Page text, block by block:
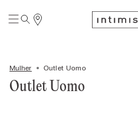
Mulher Outlet Uomo
Outlet Uomo